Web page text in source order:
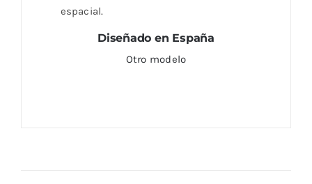
espacial.
Diseñado en España
Otro modelo